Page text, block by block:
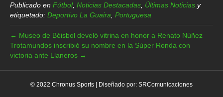
Publicado en Fútbol, Noticias Destacadas Últimas Noticias y
etiquetado: Deportivo La Guaira Portuguesa
← Museo de Béisbol develó vitrina en honor a Renato Núñez
Trotamundos inscribió su nombre en la Súper Ronda con
victoria ante Llaneros →
© 2022 Chronus Sports | Diseñado por: SRComunicaciones